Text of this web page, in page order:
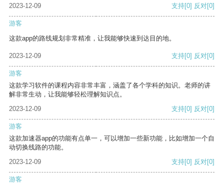
2023-12-09 支持[0] 反对[0]
游客
这款app的路线规划非常精准，让我能够快速到达目的地。
2023-12-09 支持[0] 反对[0]
游客
这款学习软件的课程内容非常丰富，涵盖了各个学科的知识。老师的讲
解非常生动，让我能够轻松理解知识点。
2023-12-09
支持[0] 反对[0]
游客
这款加速器app的功能有点单一，可以增加一些新功能，比如增加一个自
动切换线路的功能。
2023-12-09
支持[0] 反对[0]
游客